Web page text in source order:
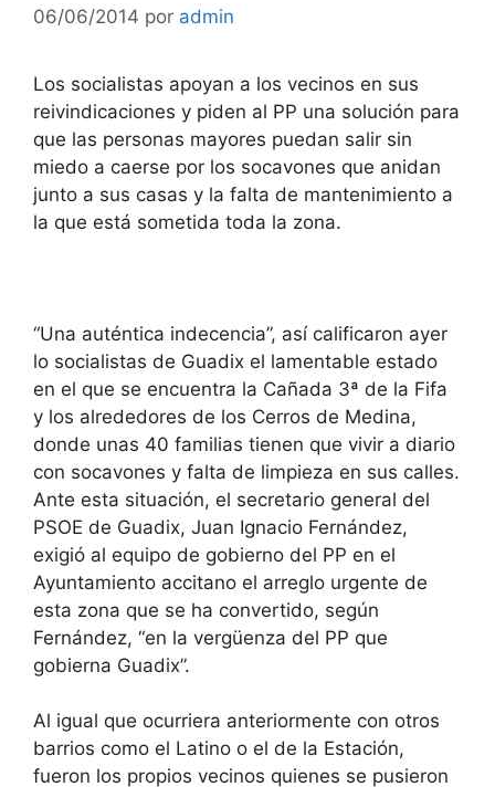
06/06/2014 por admin
Los socialistas apoyan a los vecinos en sus
reivindicaciones y piden al PP una solución para
que las personas mayores puedan salir sin
miedo a caerse por los socavones que anidan
junto a sus casas y la falta de mantenimiento a
la que está sometida toda la zona.
“Una auténtica indecencia”, así calificaron ayer
lo socialistas de Guadix el lamentable estado
en el que se encuentra la Cañada 3ª de la Fifa
y los alrededores de los Cerros de Medina,
donde unas 40 familias tienen que vivir a diario
con socavones y falta de limpieza en sus calles.
Ante esta situación, el secretario general del
PSOE de Guadix, Juan Ignacio Fernández,
exigió al equipo de gobierno del PP en el
Ayuntamiento accitano el arreglo urgente de
esta zona que se ha convertido, según
Fernández, “en la vergüenza del PP que
gobierna Guadix”.
Al igual que ocurriera anteriormente con otros
barrios como el Latino o el de la Estación,
fueron los propios vecinos quienes se pusieron